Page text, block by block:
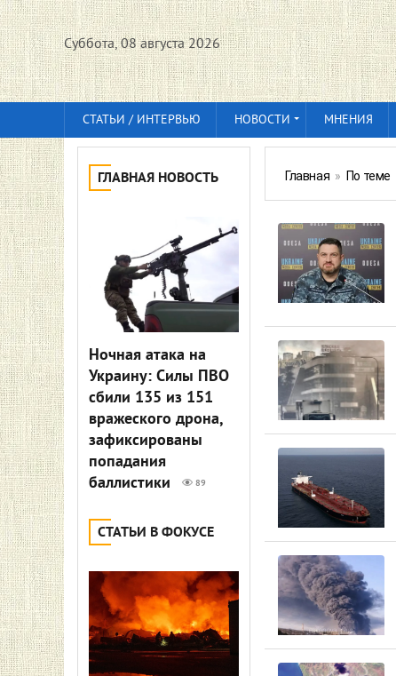
Суббота, 08 августа 2026
СТАТЬИ / ИНТЕРВЬЮ НОВОСТИ МНЕНИЯ
ГЛАВНАЯ НОВОСТЬ
Ночная атака на
Украину: Силы ПВО
сбили 135 из 151
вражеского дрона,
зафиксированы
попадания
баллистики
89
СТАТЬИ В ФОКУСЕ
Главная » По теме